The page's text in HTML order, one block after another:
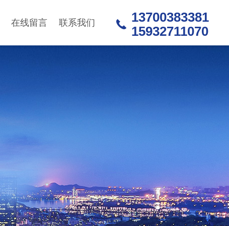
在线留言 联系我们
13700383381
15932711070